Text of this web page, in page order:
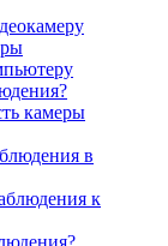
камеры
в
к